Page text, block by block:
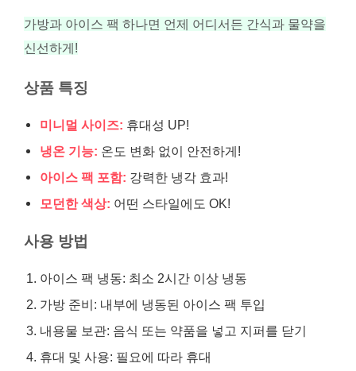
가방과 아이스 팩 하나면 언제 어디서든 간식과 물약을
신선하게!
상품 특징
미니멀 사이즈: 휴대성 UP!
냉온 기능: 온도 변화 없이 안전하게!
아이스 팩 포함: 강력한 냉각 효과!
모던한 색상: 어떤 스타일에도 OK!
사용 방법
아이스 팩 냉동: 최소 2시간 이상 냉동
가방 준비: 내부에 냉동된 아이스 팩 투입
내용물 보관: 음식 또는 약품을 넣고 지퍼를 닫기
휴대 및 사용: 필요에 따라 휴대